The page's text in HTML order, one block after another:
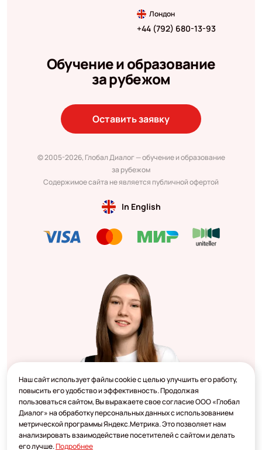
Лондон
+44 (792) 680-13-93
Обучение и образование
за рубежом
Оставить заявку
© 2005-2026, Глобал Диалог — обучение и образование
за рубежом
Содержимое сайта не является публичной офертой
In English
Наш сайт использует файлы cookie с целью улучшить его работу,
повысить его удобство и эффективность. Продолжая
пользоваться сайтом, Вы выражаете свое согласие ООО «Глобал
Диалог» на обработку персональных данных с использованием
метрической программы Яндекс.Метрика. Это позволяет нам
анализировать взаимодействие посетителей с сайтом и делать
его лучше.Подробнее